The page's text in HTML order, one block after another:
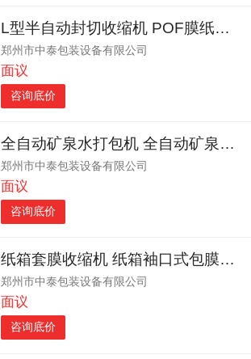
L型半自动封切收缩机 POF膜纸盒包装机 框画封切收缩机
郑州市中泰包装设备有限公司
面议
咨询底价
全自动矿泉水打包机 全自动矿泉水收缩机 全自动矿泉水膜包机
郑州市中泰包装设备有限公司
面议
咨询底价
纸箱套膜收缩机 纸箱袖口式包膜机 纸箱袖口式膜包机
郑州市中泰包装设备有限公司
面议
咨询底价